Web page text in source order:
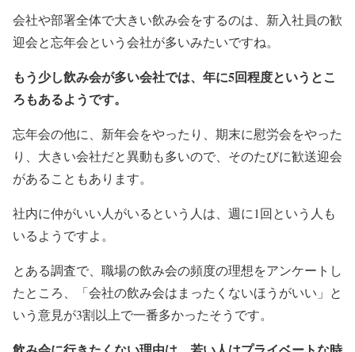
会社や部署全体で大きい飲み会をするのは、新入社員の歓
迎会と忘年会という会社が多いみたいですね。
もう少し飲み会が多い会社では、年に5回程度というとこ
ろもあるようです。
忘年会の他に、新年会をやったり、期末に慰労会をやった
り、大きい会社だと異動も多いので、そのたびに歓送迎会
があることもあります。
社内に仲がいい人がいるという人は、週に1回という人も
いるようですよ。
とある調査で、職場の飲み会の頻度の理想をアンケートし
たところ、「会社の飲み会はまったくないほうがいい」と
いう意見が3割以上で一番多かったそうです。